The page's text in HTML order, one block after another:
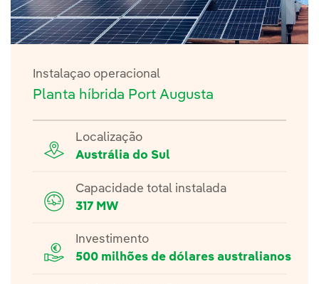
Instalaçao operacional
Planta híbrida Port Augusta
Localização
Austrália do Sul
Capacidade total instalada
317 MW
Investimento
500 milhões de dólares australianos